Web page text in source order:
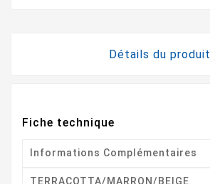
Détails du produit
Fiche technique
Informations Complémentaires
TERRACOTTA/MARRON/BEIGE